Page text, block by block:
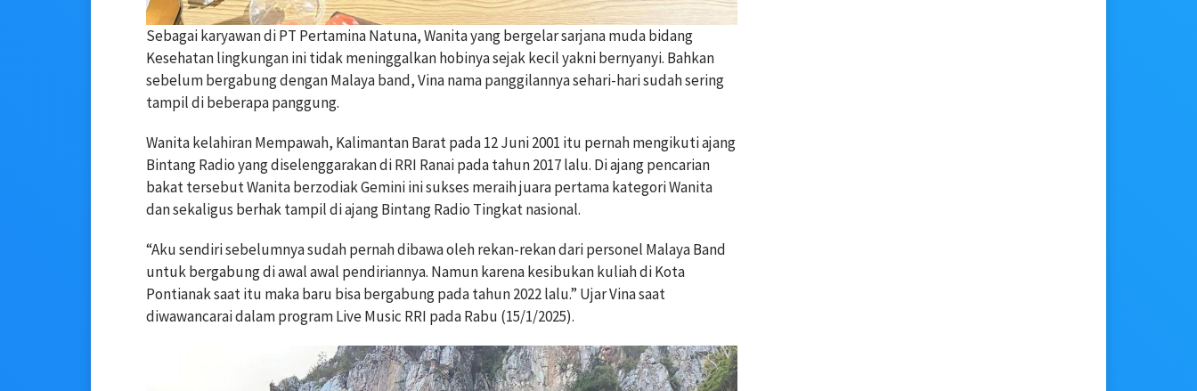
Sebagai karyawan di PT Pertamina Natuna, Wanita yang bergelar sarjana muda bidang
Kesehatan lingkungan ini tidak meninggalkan hobinya sejak kecil yakni bernyanyi. Bahkan
sebelum bergabung dengan Malaya band, Vina nama panggilannya sehari-hari sudah sering
tampil di beberapa panggung.
Wanita kelahiran Mempawah, Kalimantan Barat pada 12 Juni 2001 itu pernah mengikuti ajang
Bintang Radio yang diselenggarakan di RRI Ranai pada tahun 2017 lalu. Di ajang pencarian
bakat tersebut Wanita berzodiak Gemini ini sukses meraih juara pertama kategori Wanita
dan sekaligus berhak tampil di ajang Bintang Radio Tingkat nasional.
“Aku sendiri sebelumnya sudah pernah dibawa oleh rekan-rekan dari personel Malaya Band
untuk bergabung di awal awal pendiriannya. Namun karena kesibukan kuliah di Kota
Pontianak saat itu maka baru bisa bergabung pada tahun 2022 lalu.” Ujar Vina saat
diwawancarai dalam program Live Music RRI pada Rabu (15/1/2025).